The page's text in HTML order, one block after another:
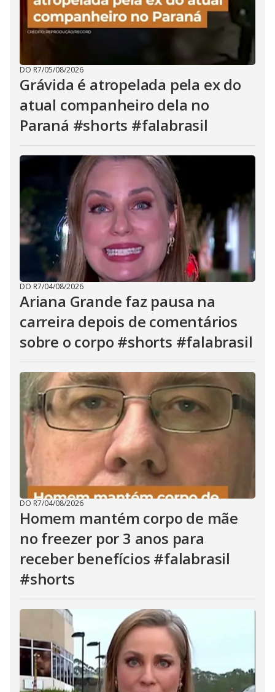
DO R7/05/08/2026
Grávida é atropelada pela ex do
atual companheiro dela no
Paraná #shorts #falabrasil
DO R7/04/08/2026
Ariana Grande faz pausa na
carreira depois de comentários
sobre o corpo #shorts #falabrasil
DO R7/04/08/2026
Homem mantém corpo de mãe
no freezer por 3 anos para
receber benefícios #falabrasil
#shorts